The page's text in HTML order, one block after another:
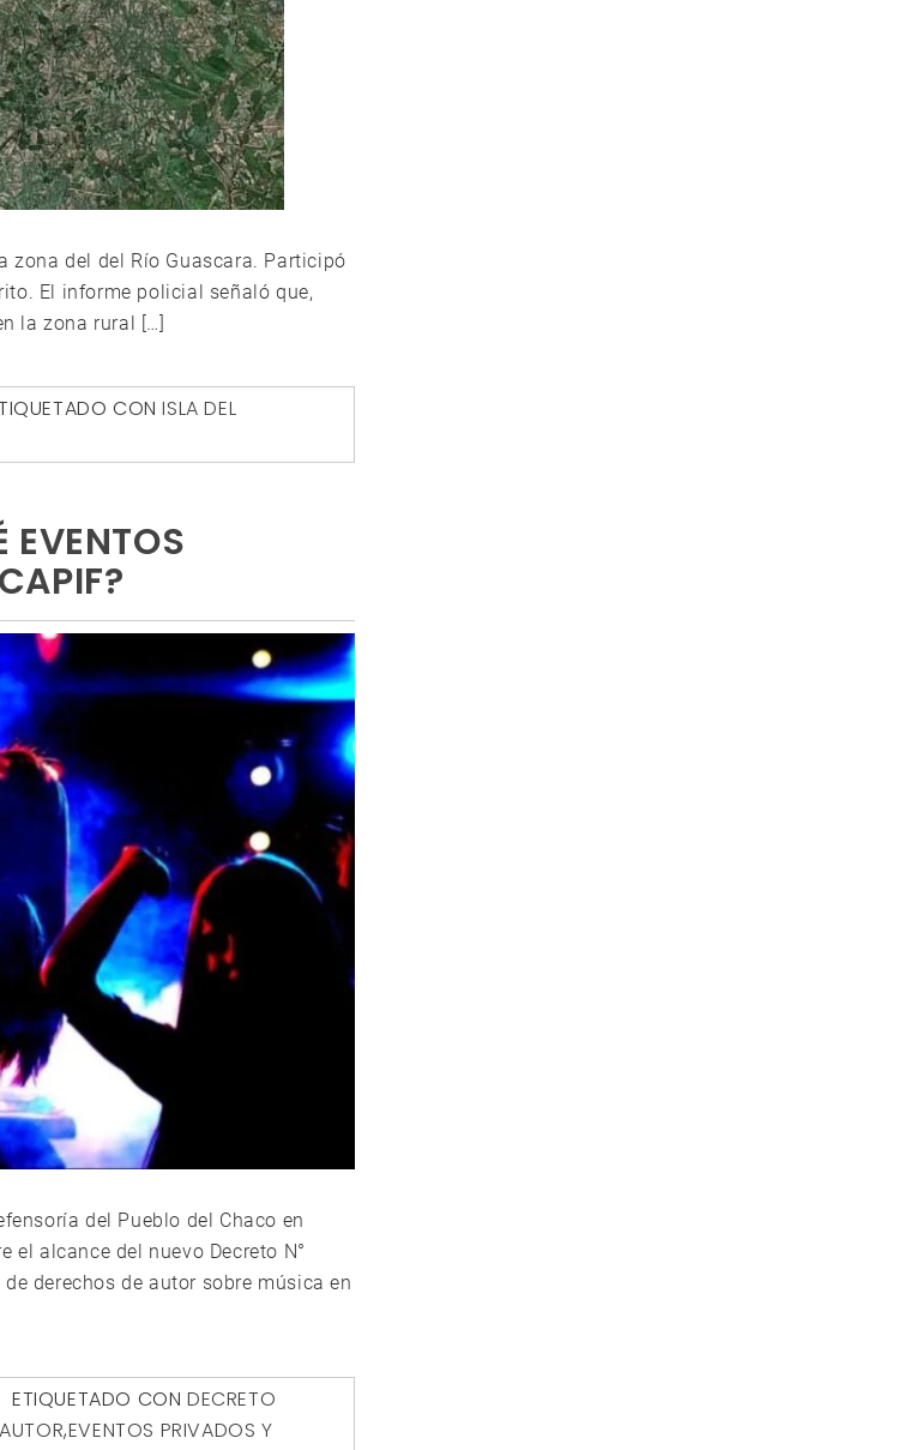
zona del del Río Guascara. Participó
El informe policial señaló que,
la zona rural […]
CONISLA DEL
EVENTOS
del Pueblo del Chaco en
alcance del nuevo Decreto N°
derechos de autor sobre música en
ETIQUETADO CONDECRETO
,EVENTOS PRIVADOS Y